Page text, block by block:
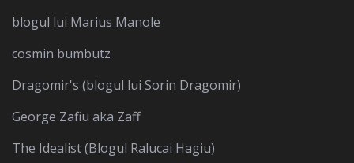
blogul lui Marius Manole
cosmin bumbutz
Dragomir's (blogul lui Sorin Dragomir)
George Zafiu aka Zaff
The Idealist (Blogul Ralucai Hagiu)